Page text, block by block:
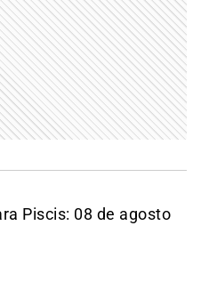
Piscis: 08 de agosto